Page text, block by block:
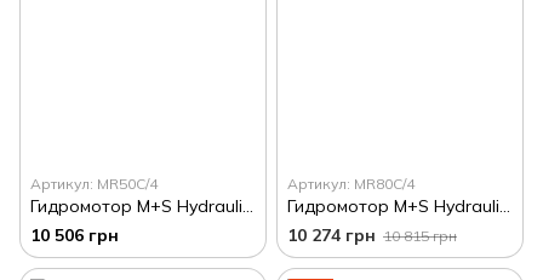
Артикул: MR50C/4
Гидромотор M+S Hydraulic MR50C/4 Болгария
10 506 грн
Артикул: MR80C/4
Гидромотор M+S Hydraulic MR80C/4 Болгария
10 274 грн 10 815 грн